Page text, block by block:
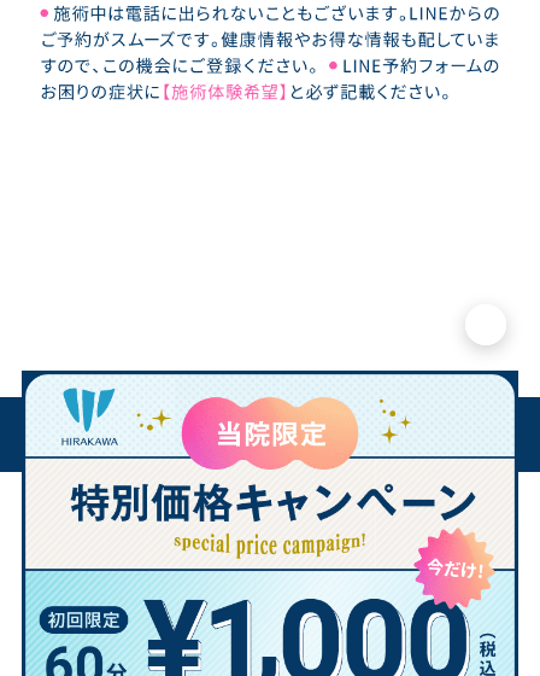
「変形性膝関節症」とは?
変形性膝関節症とは加齢とともに軟骨がすり減り、関節の隙
間が狭くなり膝が変形した状態のことを指します。
男性より女性が多く50歳以上では1000万人が変形性膝関節
症の症状を発症していると言われています。
一般的な自覚症状としては、膝の曲げ伸ばしや動作開始時に